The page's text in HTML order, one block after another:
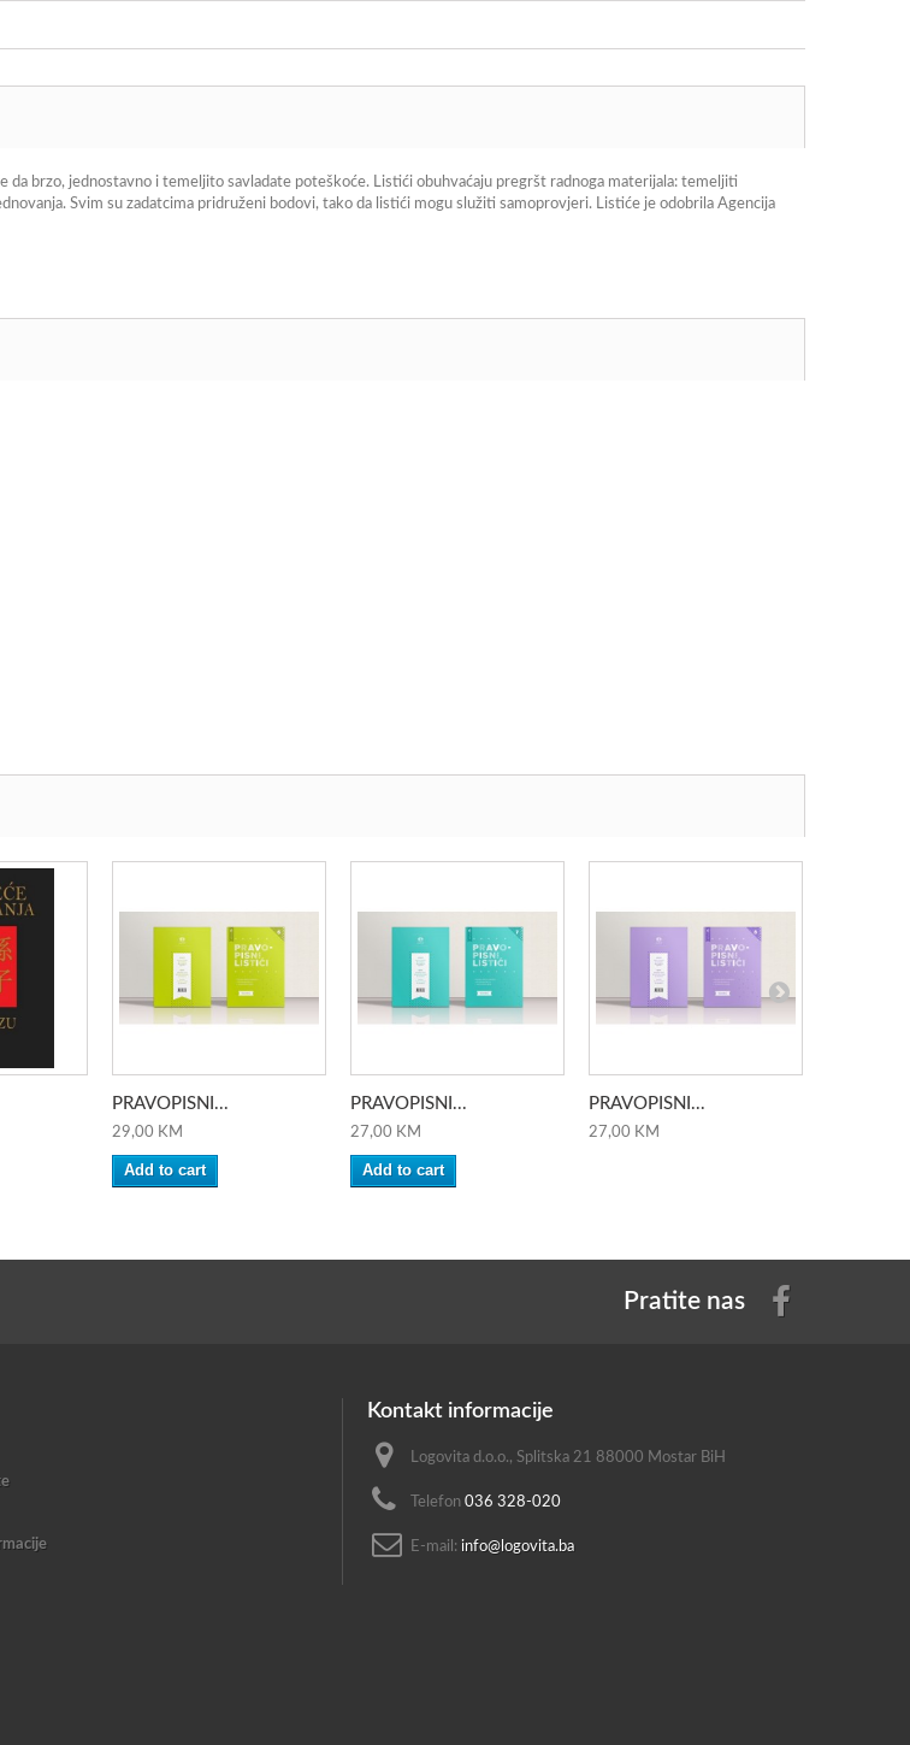
da brzo, jednostavno i temeljito savladate poteškoće. Listići obuhvaćaju pregršt radnoga materijala: temeljiti
Svim su zadatcima pridruženi bodovi, tako da listići mogu služiti samoprovjeri. Listiće je odobrila Agencija
PRAVOPISNI...
29,00 KM
Add to cart
PRAVOPISNI...
27,00 KM
Add to cart
PRAVOPISNI...
27,00 KM
Pratite nas
Kontakt informacije
Logovita d.o.o., Splitska 21 88000 Mostar BiH
Telefon 036 328-020
E-mail: info@logovita.ba